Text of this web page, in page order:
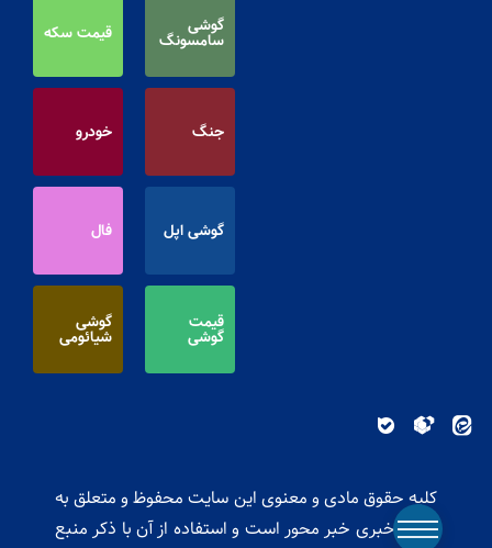
گوشی
سامسونگ قیمت سکه
جنگ خودرو
گوشی اپل فال
قیمت
گوشی
گوشی
شیائومی
کلیه حقوق مادی و معنوی این سایت محفوظ و متعلق به
پایگاه خبری خبر محور است و استفاده از آن با ذکر منبع